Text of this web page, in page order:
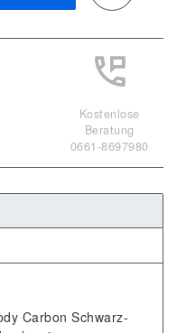
Kostenlose
Beratung
0661-8697980
Carbon Schwarz-